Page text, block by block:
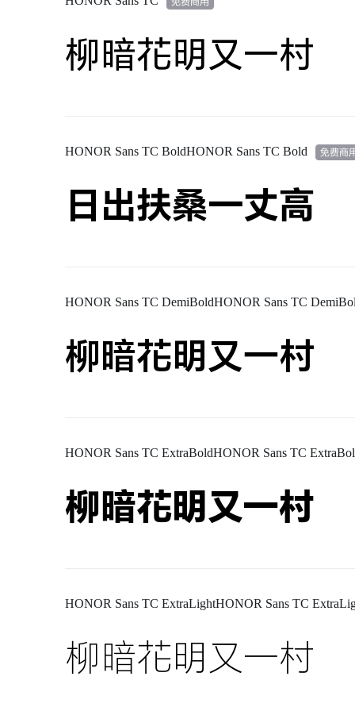
柳暗花明又一村
HONOR Sans TC BoldHONOR Sans TC Bold
日出扶桑一丈高
HONOR Sans TC DemiBoldHONOR Sans TC
柳暗花明又一村
HONOR Sans TC ExtraBoldHONOR Sans TC
柳暗花明又一村
HONOR Sans TC ExtraLightHONOR Sans TC
柳暗花明又一村